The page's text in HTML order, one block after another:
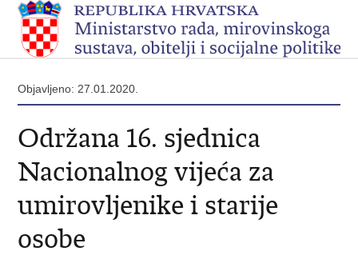
Objavljeno: 27.01.2020.
Održana 16. sjednica
Nacionalnog vijeća za
umirovljenike i starije
osobe